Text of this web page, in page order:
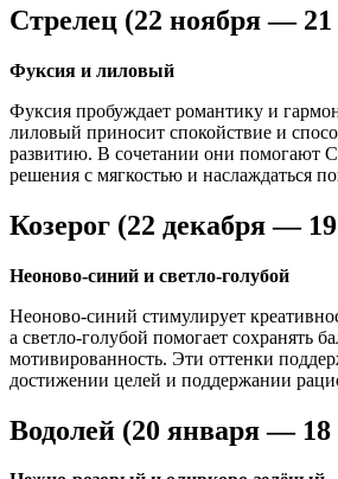
Стрелец (22 ноября — 21
Фуксия и лиловый
Фуксия пробуждает романтику и
лиловый приносит спокойствие и
развитию. В сочетании они помогают
решения с мягкостью и наслаждаться
Козерог (22 декабря —
Неоново-синий и светло-голубой
Неоново-синий стимулирует
а светло-голубой помогает сохранять
мотивированность. Эти оттенки
достижении целей и поддержании
Водолей (20 января — 18